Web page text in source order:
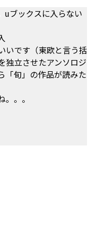
uブックスに入らない
いです（東欧と言う括
独立させたアンソロジ
「旬」の作品が読みた
。。